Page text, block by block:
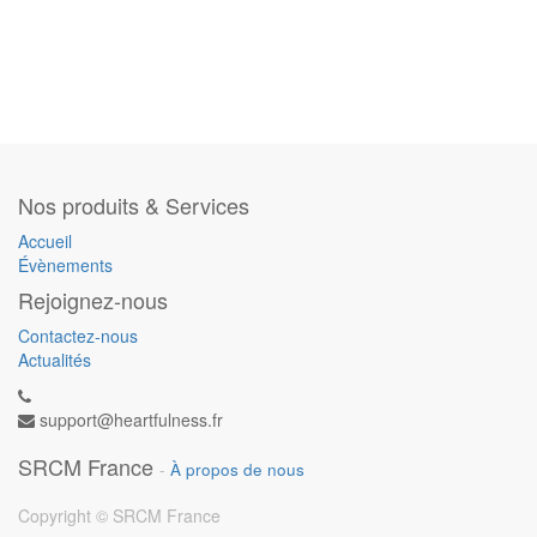
Nos produits & Services
Accueil
Évènements
Rejoignez-nous
Contactez-nous
Actualités
support@heartfulness.fr
SRCM France - À propos de nous
Copyright © SRCM France